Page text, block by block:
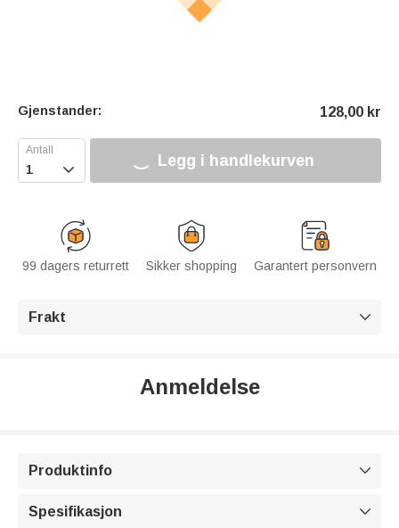
Gjenstander: 128,00 kr
 Legg i handlekurven
99 dagers returrett Sikker shopping Garantert personvern
Frakt 
Anmeldelse
Produktinfo 
Spesifikasjon 